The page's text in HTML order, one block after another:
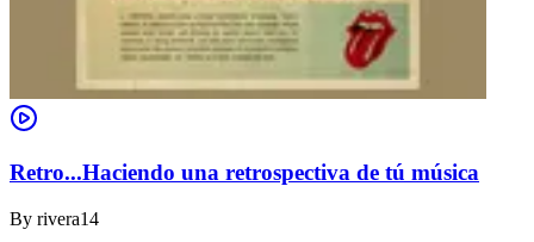
Retro...Haciendo una retrospectiva de tú música
By rivera14